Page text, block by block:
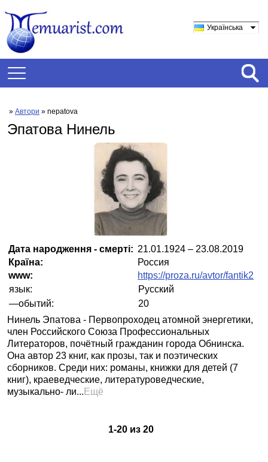
Українська
» Автори » nepatova
Эпатова Нинель
Дата народження - смерті: 21.01.1924 – 23.08.2019
Країна:
Россия
www:
https://proza.ru/avtor/fantik2
язык:
Русский
—обытий:
20
Нинель Эпатова - Первопроходец атомной энергетики,
член Российского Союза Профессиональных
Литераторов, почётный гражданин города Обнинска.
Она автор 23 книг, как прозы, так и поэтических
сборников. Среди них: романы, книжки для детей (7
книг), краеведческие, литературоведческие,
музыкально- ли... Ещё
1-20 из 20